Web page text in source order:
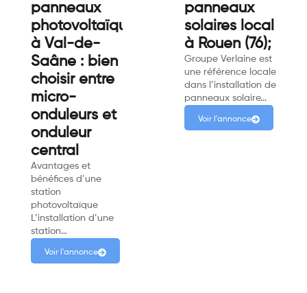
panneaux
photovoltaïques
à Val-de-
Saâne : bien
choisir entre
micro-
onduleurs et
onduleur
central
Avantages et
bénéfices d’une
station
photovoltaïque
L’installation d’une
station…
Voir l'annonce
panneaux
solaires local
à Rouen (76);
Groupe Verlaine est
une référence locale
dans l’installation de
panneaux solaire…
Voir l'annonce